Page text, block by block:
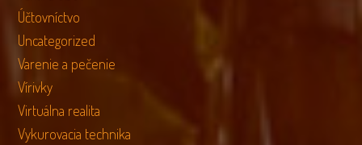
Účtovníctvo
Uncategorized
Varenie a pečenie
Vírivky
Virtuálna realita
Vykurovacia technika